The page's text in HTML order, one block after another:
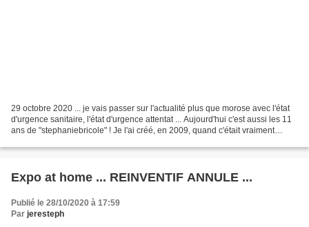
29 octobre 2020 ... je vais passer sur l'actualité plus que morose avec l'état
d'urgence sanitaire, l'état d'urgence attentat ... Aujourd'hui c'est aussi les 11
ans de "stephaniebricole" ! Je l'ai créé, en 2009, quand c'était vraiment
Expo at home ... REINVENTIF ANNULE ...
Publié le 28/10/2020 à 17:59
Par jeresteph